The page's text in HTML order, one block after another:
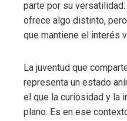
parte por su
ofrece algo distinto,
que mantiene el interés
La juventud que
representa un estado
el que la curiosidad y la
plano. Es en ese